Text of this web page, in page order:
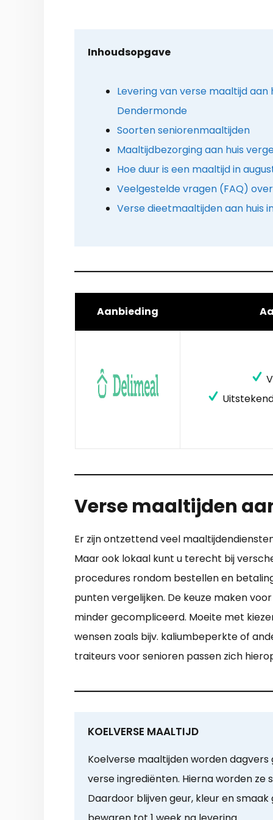
Inhoudsopgave
Levering van verse maaltijd aan
Dendermonde
Soorten seniorenmaaltijden
Maaltijdbezorging aan huis
Hoe duur is een maaltijd in
Veelgestelde vragen (FAQ)
Verse dieetmaaltijden aan huis
Aanbieding
Verse maaltijden
Er zijn ontzettend veel
Maar ook lokaal kunt u terecht bij
procedures rondom bestellen en
punten vergelijken. De keuze maken
minder gecompliceerd. Moeite met
wensen zoals bijv. kaliumbeperkte of
traiteurs voor senioren passen zich
KOELVERSE MAALTIJD
Koelverse maaltijden worden
verse ingrediënten. Hierna worden ze
Daardoor blijven geur, kleur en